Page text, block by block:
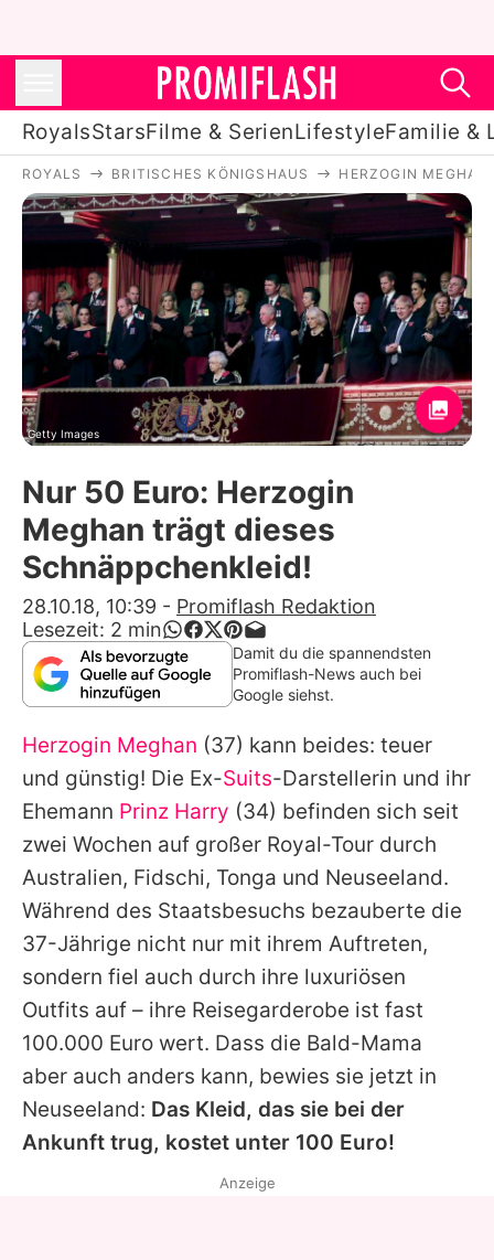
RoyalsStarsFilme & SerienLifestyleFamilie &
Royals
Stars
Filme & Serien
Lifestyle
Familie & Liebe
Promiflash Exklusiv
Alle Themen auf Promiflash
Jobs
App runterladen
Team
Redaktionelle Richtlinien
Impressum
Datenschutzerklärung
Nutzungsbedingungen
Utiq verwalten
ROYALS BRITISCHES KÖNIGSHAUS HERZOGIN MEGHAN
Getty Images
Nur 50 Euro: Herzogin
Meghan trägt dieses
Schnäppchenkleid!
28.10.18, 10:39 - Promiflash Redaktion
Lesezeit: 2 min
Damit du die spannendsten
Promiflash-News auch bei
Google siehst.
Herzogin Meghan (37) kann beides: teuer
und günstig! Die Ex-Suits-Darstellerin und ihr
Ehemann Prinz Harry (34) befinden sich seit
zwei Wochen auf großer Royal-Tour durch
Australien, Fidschi, Tonga und Neuseeland.
Während des Staatsbesuchs bezauberte die
37-Jährige nicht nur mit ihrem Auftreten,
sondern fiel auch durch ihre luxuriösen
Outfits auf – ihre Reisegarderobe ist fast
100.000 Euro wert. Dass die Bald-Mama
aber auch anders kann, bewies sie jetzt in
Neuseeland: Das Kleid, das sie bei der
Ankunft trug, kostet unter 100 Euro!
Anzeige